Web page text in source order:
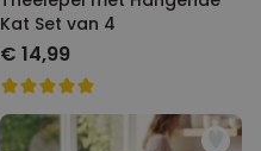
Kat Set van 4
€ 14,99